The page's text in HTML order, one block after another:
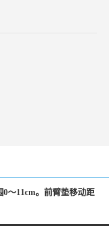
～11cm。前臂垫移动距